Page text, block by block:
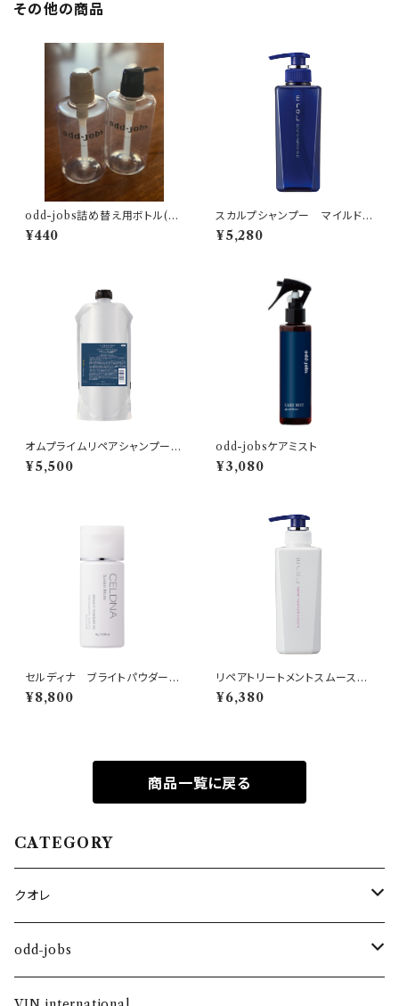
その他の商品
odd-jobs詰め替え用ボトル(ブ
ラック)
¥440
スカルプシャンプー マイルド4
00ml［医薬部外品］
¥5,280
オムプライムリペアシャンプー3
40ml詰め替え
¥5,500
odd-jobsケアミスト
¥3,080
セルディナ ブライトパウダーV
C
¥8,800
リペアトリートメントスムース40
0g
¥6,380
商品一覧に戻る
CATEGORY
クオレ
コスメティック
odd-jobs